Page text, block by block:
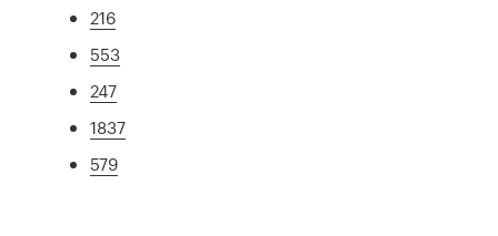
216
553
247
1837
579